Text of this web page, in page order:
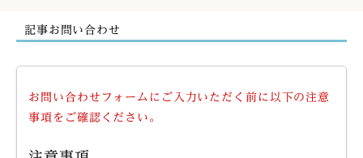
記事お問い合わせ
お問い合わせフォームにご入力いただく前に以下の注意
事項をご確認ください。